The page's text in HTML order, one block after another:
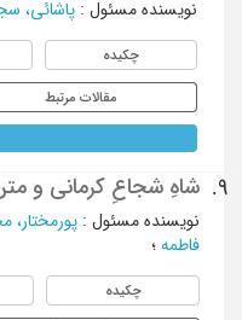
نویسنده مسئول : پاشائی،
چکیده
مقالات مرتبط
9. شاهِ شجاعِ کرمانی و
نویسنده مسئول : پورمختار،
فاطمه؛
چکیده